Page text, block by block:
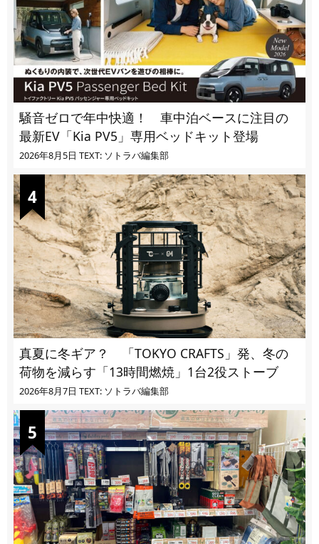
騒音ゼロで年中快適！ 車中泊ベースに注目の
最新EV「Kia PV5」専用ベッドキット登場
2026年8月5日 TEXT: ソトラバ編集部
真夏に冬ギア？ 「TOKYO CRAFTS」発、冬の
荷物を減らす「13時間燃焼」1台2役ストーブ
2026年8月7日 TEXT: ソトラバ編集部